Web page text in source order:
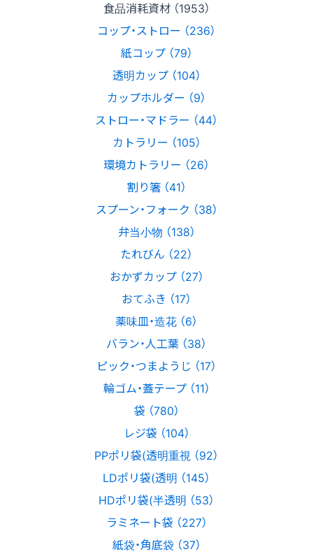
食品消耗資材 （1953）
コップ・ストロー （236）
紙コップ （79）
透明カップ （104）
カップホルダー （9）
ストロー・マドラー （44）
カトラリー （105）
環境カトラリー （26）
割り箸 （41）
スプーン・フォーク （38）
弁当小物 （138）
たれびん （22）
おかずカップ （27）
おてふき （17）
薬味皿・造花 （6）
バラン・人工葉 （38）
ピック・つまようじ （17）
輪ゴム・蓋テープ （11）
袋 （780）
レジ袋 （104）
PPポリ袋(透明重視 （92）
LDポリ袋(透明 （145）
HDポリ袋(半透明 （53）
ラミネート袋 （227）
紙袋・角底袋 （37）